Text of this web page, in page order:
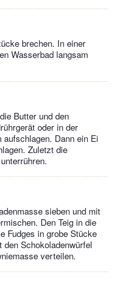
brechen. In einer
Wasserbad langsam
Butter und den
oder in der
Dann ein Ei
Zuletzt die
sieben und mit
Den Teig in die
Fudges in grobe Stücke
Schokoladenwürfel
verteilen.